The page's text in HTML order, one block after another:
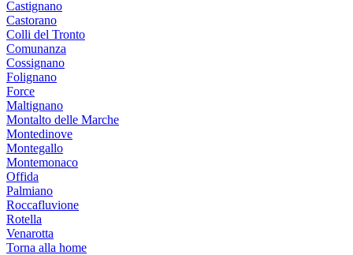
Castignano
Castorano
Colli del Tronto
Comunanza
Cossignano
Folignano
Force
Maltignano
Montalto delle Marche
Montedinove
Montegallo
Montemonaco
Offida
Palmiano
Roccafluvione
Rotella
Venarotta
Torna alla home